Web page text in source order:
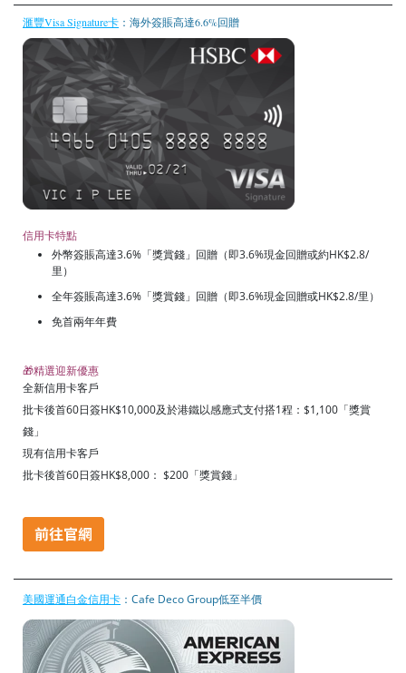
滙豐Visa Signature卡 ：海外簽賬高達6.6%回贈
信用卡特點
外幣簽賬高達3.6%「獎賞錢」回贈（即3.6%現金回贈或約HK$2.8/
里）
全年簽賬高達3.6%「獎賞錢」回贈（即3.6%現金回贈或HK$2.8/里）
免首兩年年費
🎁精選迎新優惠
全新信用卡客戶
批卡後首60日簽HK$10,000及於港鐵以感應式支付搭1程：$1,100 「獎賞
錢」
現有信用卡客戶
批卡後首60日簽HK$8,000 ： $200「獎賞錢」
美國運通白金信用卡 ：Cafe Deco Group低至半價